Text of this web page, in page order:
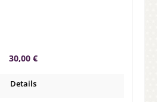
Regulärer Preis:
30,00 €
Details